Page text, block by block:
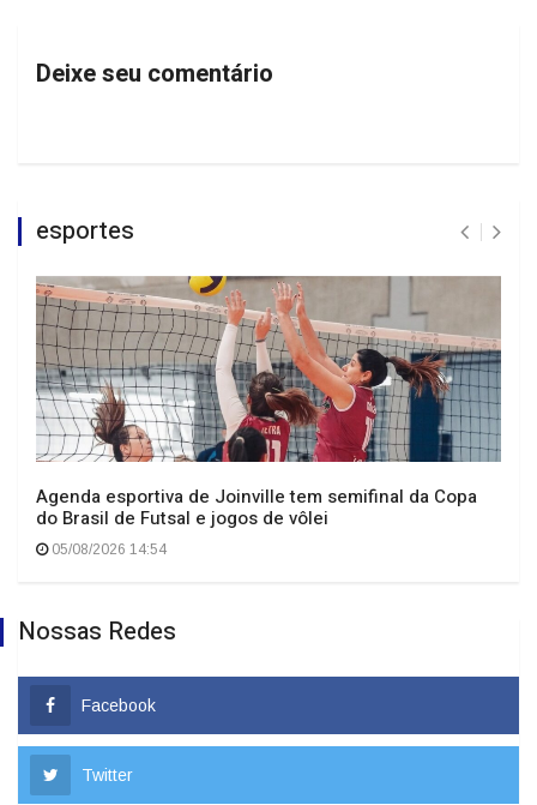
Deixe seu comentário
esportes
Agenda esportiva de Joinville tem semifinal da Copa
do Brasil de Futsal e jogos de vôlei
05/08/2026 14:54
Nossas Redes
Facebook
Twitter